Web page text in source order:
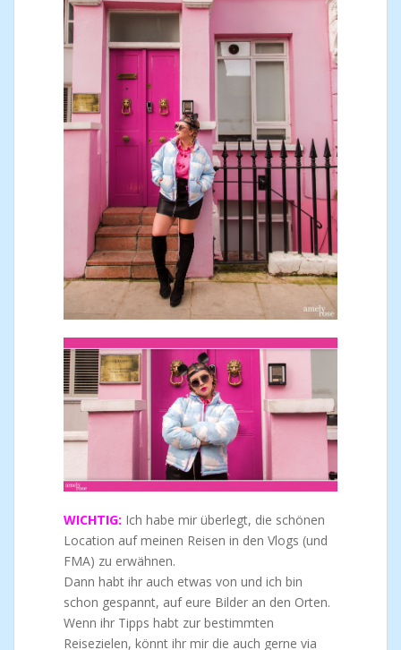
WICHTIG: Ich habe mir überlegt, die schönen
Location auf meinen Reisen in den Vlogs (und
FMA) zu erwähnen.
Dann habt ihr auch etwas von und ich bin
schon gespannt, auf eure Bilder an den Orten.
Wenn ihr Tipps habt zur bestimmten
Reisezielen, könnt ihr mir die auch gerne via